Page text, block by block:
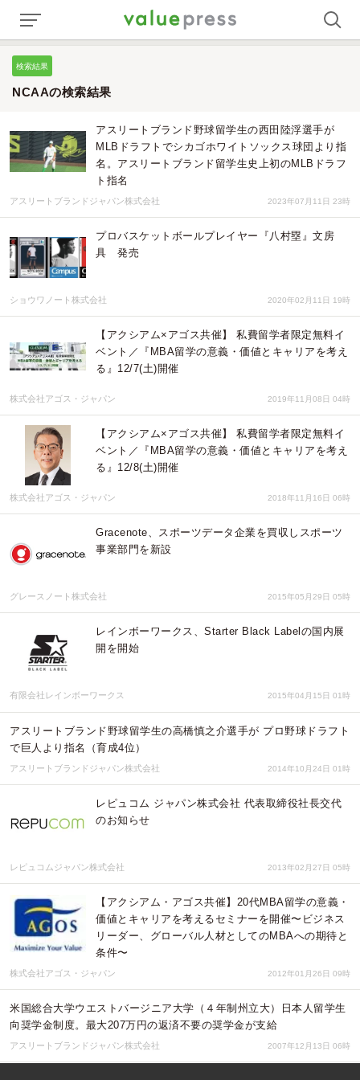
検索結果
NCAAの検索結果
アスリートブランド野球留学生の西田陸浮選手が
MLBドラフトでシカゴホワイトソックス球団より指
名。アスリートブランド留学生史上初のMLBドラフ
ト指名
アスリートブランドジャパン株式会社 2023年07月11日 23時
プロバスケットボールプレイヤー『八村塁』文房
具 発売
ショウワノート株式会社 2020年02月11日 19時
【アクシアム×アゴス共催】 私費留学者限定無料イ
ベント／『MBA留学の意義・価値とキャリアを考え
る』12/7(土)開催
株式会社アゴス・ジャパン 2019年11月08日 04時
【アクシアム×アゴス共催】 私費留学者限定無料イ
ベント／『MBA留学の意義・価値とキャリアを考え
る』12/8(土)開催
株式会社アゴス・ジャパン 2018年11月16日 06時
Gracenote、スポーツデータ企業を買収しスポーツ
事業部門を新設
グレースノート株式会社 2015年05月29日 05時
レインボーワークス、Starter Black Labelの国内展
開を開始
有限会社レインボーワークス 2015年04月15日 01時
アスリートブランド野球留学生の高橋慎之介選手が プロ野球ドラフト
で巨人より指名（育成4位）
アスリートブランドジャパン株式会社 2014年10月24日 01時
レピュコム ジャパン株式会社 代表取締役社長交代
のお知らせ
レピュコムジャパン株式会社 2013年02月27日 05時
【アクシアム・アゴス共催】20代MBA留学の意義・
価値とキャリアを考えるセミナーを開催〜ビジネス
リーダー、グローバル人材としてのMBAへの期待と
条件〜
株式会社アゴス・ジャパン 2012年01月26日 09時
米国総合大学ウエストバージニア大学（４年制州立大）日本人留学生
向奨学金制度。最大207万円の返済不要の奨学金が支給
アスリートブランドジャパン株式会社 2007年12月13日 06時